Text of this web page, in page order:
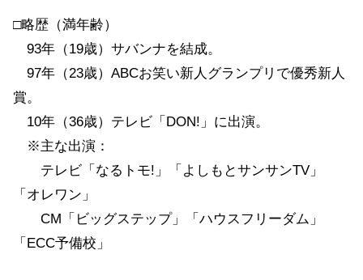
□略歴（満年齢）
93年（19歳）サバンナを結成。
97年（23歳）ABCお笑い新人グランプリで優秀新人
賞。
10年（36歳）テレビ「DON!」に出演。
※主な出演：
テレビ「なるトモ!」「よしもとサンサンTV」
「オレワン」
CM「ビッグステップ」「ハウスフリーダム」
「ECC予備校」